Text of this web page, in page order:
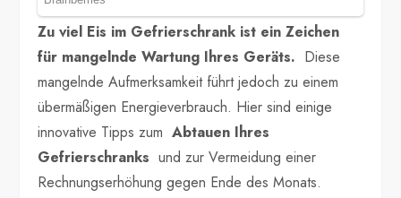
Zu viel Eis im Gefrierschrank ist ein Zeichen
für mangelnde Wartung Ihres Geräts. Diese
mangelnde Aufmerksamkeit führt jedoch zu einem
übermäßigen Energieverbrauch. Hier sind einige
innovative Tipps zumAbtauen Ihres
Gefrierschranks und zur Vermeidung einer
Rechnungserhöhung gegen Ende des Monats.